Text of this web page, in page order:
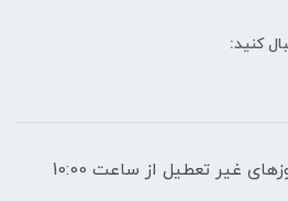
کنید:
ساعات پاسخگویی: فقط روزهای غیر تعطیل از ساعت 10:00